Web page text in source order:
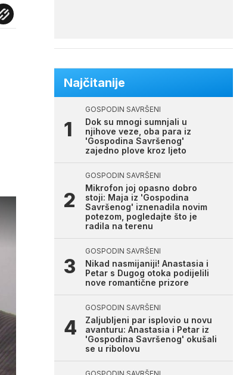
Najčitanije
GOSPODIN SAVRŠENI
Dok su mnogi sumnjali u
njihove veze, oba para iz
'Gospodina Savršenog'
zajedno plove kroz ljeto
GOSPODIN SAVRŠENI
Mikrofon joj opasno dobro
stoji: Maja iz 'Gospodina
Savršenog' iznenadila novim
potezom, pogledajte što je
radila na terenu
GOSPODIN SAVRŠENI
Nikad nasmijaniji! Anastasia i
Petar s Dugog otoka podijelili
nove romantične prizore
GOSPODIN SAVRŠENI
Zaljubljeni par isplovio u novu
avanturu: Anastasia i Petar iz
'Gospodina Savršenog' okušali
se u ribolovu